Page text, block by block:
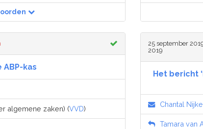
ABP-kas
algemene zaken) (VVD)
25 september
2019
Het bericht
Chantal
Tamara van